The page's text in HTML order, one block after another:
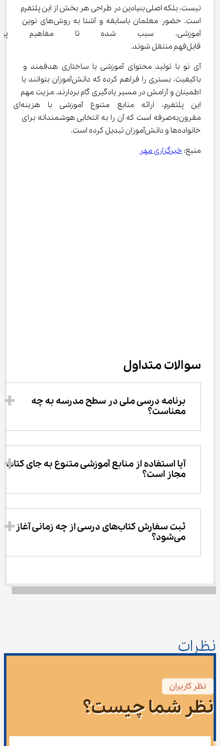
نیست، بلکه اصلی بنیادین در طراحی هر بخش از این پلتفرم
است. حضور معلمان باسابقه و آشنا به روش‌های نوین
آموزشی، سبب شده تا مفاهیم
قابل‌فهم منتقل شوند.
آی نو با تولید محتوای آموزشی با ساختاری هدفمند و
باکیفیت، بستری را فراهم کرده که دانش‌آموزان بتوانند با
اطمینان و آرامش در مسیر یادگیری گام بردارند. مزیت مهم
این پلتفرم، ارائه منابع متنوع آموزشی با هزینه‌ای
مقرون‌به‌صرفه است که آن را به انتخابی هوشمندانه برای
خانواده‌ها و دانش‌آموزان تبدیل کرده است.
منبع: خبرگزاری مهر
سوالات متداول
برنامه درسی ملی در سطح مدرسه به چه
معناست؟
آیا استفاده از منابع آموزشی متنوع به جای کتاب
مجاز است؟
ثبت سفارش کتاب‌های درسی از چه زمانی آغاز
می‌شود؟
نظرات
نظر کاربران
نظر شما چیست؟